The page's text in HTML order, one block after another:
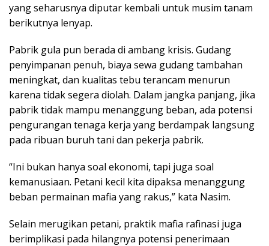
yang seharusnya diputar kembali untuk musim tanam
berikutnya lenyap.
Pabrik gula pun berada di ambang krisis. Gudang
penyimpanan penuh, biaya sewa gudang tambahan
meningkat, dan kualitas tebu terancam menurun
karena tidak segera diolah. Dalam jangka panjang, jika
pabrik tidak mampu menanggung beban, ada potensi
pengurangan tenaga kerja yang berdampak langsung
pada ribuan buruh tani dan pekerja pabrik.
“Ini bukan hanya soal ekonomi, tapi juga soal
kemanusiaan. Petani kecil kita dipaksa menanggung
beban permainan mafia yang rakus,” kata Nasim.
Selain merugikan petani, praktik mafia rafinasi juga
berimplikasi pada hilangnya potensi penerimaan